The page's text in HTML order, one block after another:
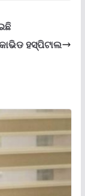
ହସ୍ପିଟାଲ